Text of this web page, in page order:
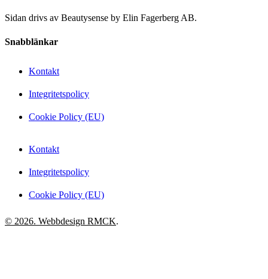
Sidan drivs av Beautysense by Elin Fagerberg AB.
Snabblänkar
Kontakt
Integritetspolicy
Cookie Policy (EU)
Kontakt
Integritetspolicy
Cookie Policy (EU)
© 2026. Webbdesign RMCK.